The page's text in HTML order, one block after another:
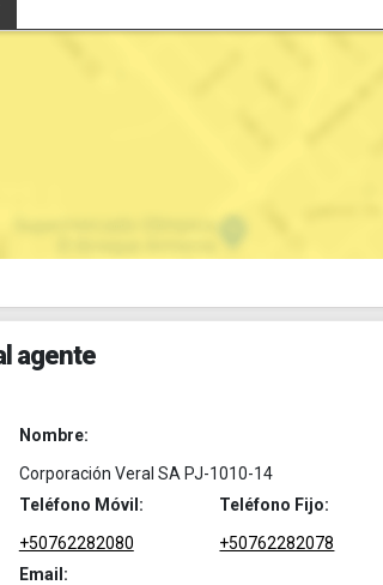
agente
Nombre:
Corporación Veral SA PJ-1010-14
Teléfono Móvil:
+50762282080
Teléfono Fijo:
+50762282078
Email: